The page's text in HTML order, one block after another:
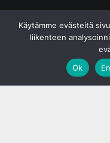
Käytämme evästeitä
liikenteen
Ok